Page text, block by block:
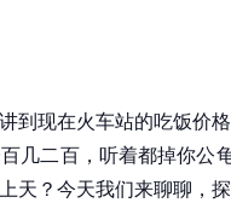
到现在火车站的吃饭价
几二百，听着都掉你公
天？今天我们来聊聊，